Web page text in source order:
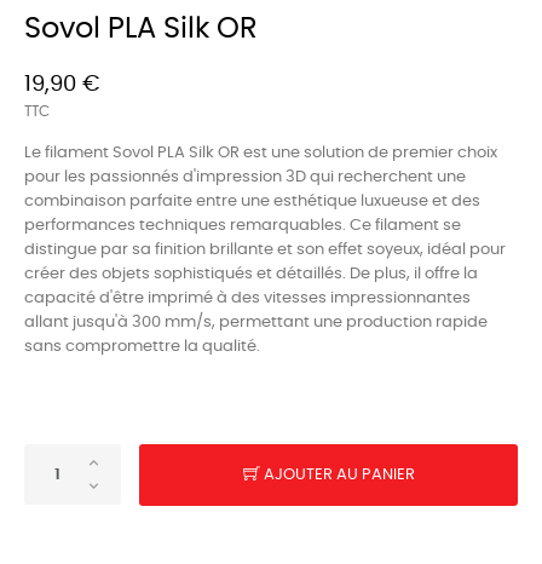
Sovol PLA Silk OR
19,90 €
TTC
Le filament Sovol PLA Silk OR est une solution de premier choix
pour les passionnés d'impression 3D qui recherchent une
combinaison parfaite entre une esthétique luxueuse et des
performances techniques remarquables. Ce filament se
distingue par sa finition brillante et son effet soyeux, idéal pour
créer des objets sophistiqués et détaillés. De plus, il offre la
capacité d'être imprimé à des vitesses impressionnantes
allant jusqu'à 300 mm/s, permettant une production rapide
sans compromettre la qualité.
AJOUTER AU PANIER